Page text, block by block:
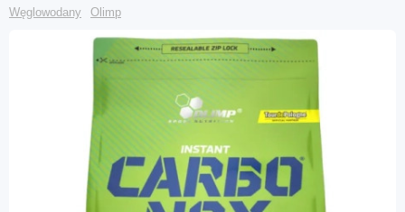
Węglowodany Olimp